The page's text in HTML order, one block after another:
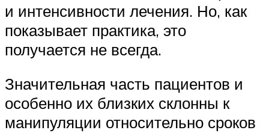
и интенсивности лечения. Но, как
показывает практика, это
получается не всегда.
Значительная часть пациентов и
особенно их близких склонны к
манипуляции относительно сроков